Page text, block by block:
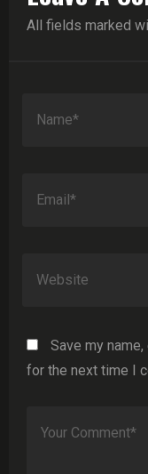
All fields marked
Save my
for the next time I